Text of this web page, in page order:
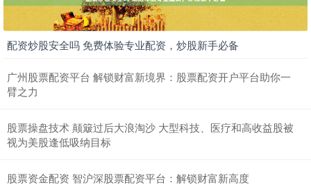
配资炒股安全吗 免费体验专业配资，炒股新手必备
广州股票配资平台 解锁财富新境界：股票配资开户平台助你一
臂之力
股票操盘技术 颠簸过后大浪淘沙 大型科技、医疗和高收益股被
视为美股逢低吸纳目标
股票资金配资 智沪深股票配资平台：解锁财富新高度